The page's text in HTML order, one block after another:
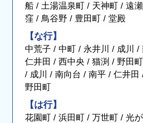
船 / 土湯温泉町 / 天神町 / 遠
窪 / 鳥谷野 / 豊田町 / 堂殿
【な行】
中荒子 / 中町 / 永井川 / 成川 /
仁井田 / 西中央 / 猫渕 / 野田
/ 成川 / 南向台 / 南平 / 仁井田
野田町
【は行】
花園町 / 浜田町 / 万世町 / 光